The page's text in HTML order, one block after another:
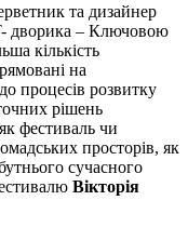
та дизайнер
дворика – Ключовою
кількість
на
процесів розвитку
рішень
фестиваль чи
просторів, як
сучасного
Вікторія